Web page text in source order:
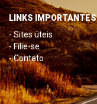
LINKS IMPORTANTES
- Sites úteis
- Filie-se
- Contato